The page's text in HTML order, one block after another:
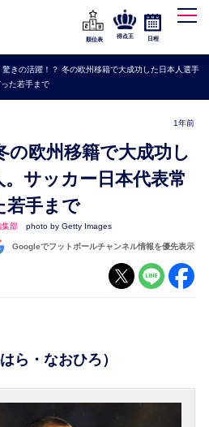
順位表
得点王 日程
驚きの活躍！？ 冬の欧州移籍で大成功した日本人選手
た若手まで
1年前
サッカー日本代表常
若手まで
集部 photo by Getty Images
Googleでフットボールチャンネル情報を優先表示
ら・なおひろ）